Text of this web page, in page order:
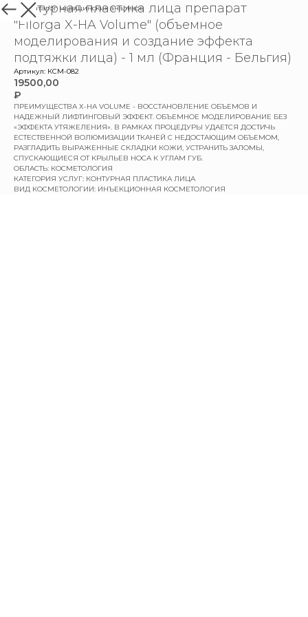
назад в каталог медицинских анализов
Контурная пластика лица препарат
"Filorga X-HA Volume" (объемное
моделирования и создание эффекта
подтяжки лица) - 1 мл (Франция - Бельгия)
Артикул: КСМ-082
19500,00
₽
ПРЕИМУЩЕСТВА Х-НА VOLUME - ВОССТАНОВЛЕНИЕ ОБЪЕМОВ И
НАДЕЖНЫЙ ЛИФТИНГОВЫЙ ЭФФЕКТ. ОБЪЕМНОЕ МОДЕЛИРОВАНИЕ БЕЗ
«ЭФФЕКТА УТЯЖЕЛЕНИЯ». В РАМКАХ ПРОЦЕДУРЫ УДАЕТСЯ ДОСТИЧЬ
ЕСТЕСТВЕННОЙ ВОЛЮМИЗАЦИИ ТКАНЕЙ С НЕДОСТАЮЩИМ ОБЪЕМОМ,
РАЗГЛАДИТЬ ВЫРАЖЕННЫЕ СКЛАДКИ КОЖИ, УСТРАНИТЬ ЗАЛОМЫ,
СПУСКАЮЩИЕСЯ ОТ КРЫЛЬЕВ НОСА К УГЛАМ ГУБ.
ОБЛАСТЬ: КОСМЕТОЛОГИЯ
КАТЕГОРИЯ УСЛУГ: КОНТУРНАЯ ПЛАСТИКА ЛИЦА
ВИД КОСМЕТОЛОГИИ: ИНЪЕКЦИОННАЯ КОСМЕТОЛОГИЯ